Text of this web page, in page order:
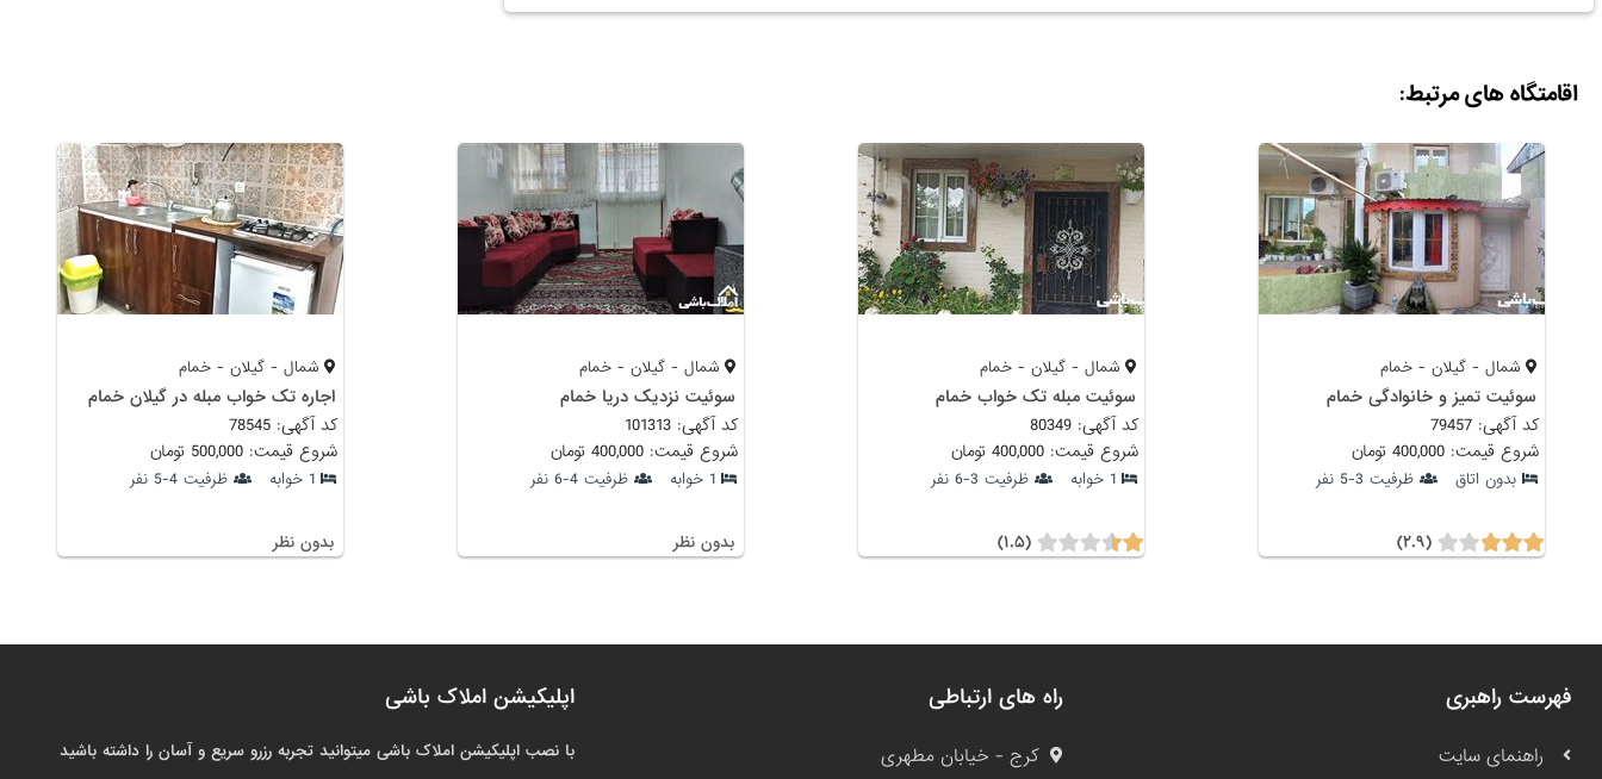
اقامتگاه های مرتبط:
شمال - گیلان - خمام
سوئیت تمیز و خانوادگی خمام
کد آگهی: 79457
شروع قیمت: 400,000 تومان
بدون اتاق ظرفیت 3-5 نفر
(۲.۹)
شمال - گیلان - خمام
سوئیت مبله تک خواب خمام
کد آگهی: 80349
شروع قیمت: 400,000 تومان
1 خوابه ظرفیت 3-6 نفر
(۱.۵)
شمال - گیلان - خمام
سوئیت نزدیک دریا خمام
کد آگهی: 101313
شروع قیمت: 400,000 تومان
1 خوابه ظرفیت 4-6 نفر
بدون نظر
شمال - گیلان - خمام
اجاره تک خواب مبله در گیلان خمام
کد آگهی: 78545
شروع قیمت: 500,000 تومان
1 خوابه ظرفیت 4-5 نفر
بدون نظر
فهرست راهبری
راهنمای سایت
راه های ارتباطی
کرج - خیابان مطهری
اپلیکیشن املاک باشی
با نصب اپلیکیشن املاک باشی میتوانید تجربه رزرو سریع و آسان را داشته باشید